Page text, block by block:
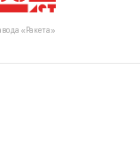
«Ракета»